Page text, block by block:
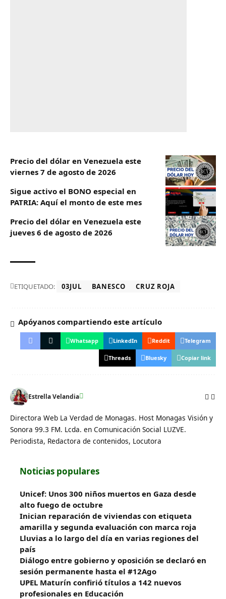
Precio del dólar en Venezuela este
viernes 7 de agosto de 2026
Sigue activo el BONO especial en
PATRIA: Aquí el monto de este mes
Precio del dólar en Venezuela este
jueves 6 de agosto de 2026
ETIQUETADO: 03JUL BANESCO CRUZ ROJA
Apóyanos compartiendo este artículo
Whatsapp LinkedIn Reddit Telegram
Threads Bluesky Copiar link
Estrella Velandia
Directora Web La Verdad de Monagas. Host Monagas Visión y
Sonora 99.3 FM. Lcda. en Comunicación Social LUZVE.
Periodista, Redactora de contenidos, Locutora
Noticias populares
Unicef: Unos 300 niños muertos en Gaza desde
alto fuego de octubre
Inician reparación de viviendas con etiqueta
amarilla y segunda evaluación con marca roja
Lluvias a lo largo del día en varias regiones del
país
Diálogo entre gobierno y oposición se declaró en
sesión permanente hasta el #12Ago
UPEL Maturín confirió títulos a 142 nuevos
profesionales en Educación